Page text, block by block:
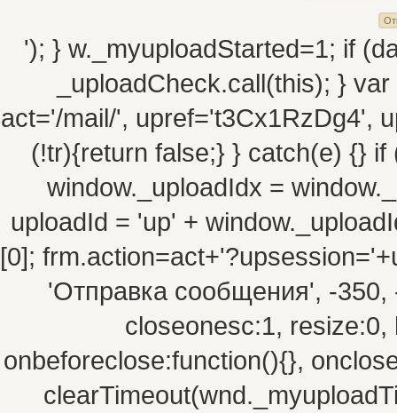
'); } w._myuploadStarted=1; if
_uploadCheck.call(this); }
act='/mail/', upref='t3Cx1RzDg4',
(!tr){return false;} } catch(e) {}
window._uploadIdx =
uploadId = 'up' +
[0];
'Отправка сообщения', -350,
closeonesc:1,
onbeforeclose:function(){},